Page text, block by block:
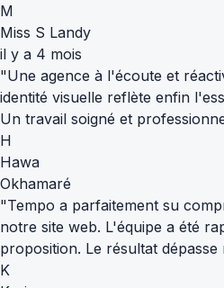
M
Miss S Landy
il y a 4 mois
"Une agence à l'écoute et
identité visuelle reflète enfin
Un travail soigné et
H
Hawa
Okhamaré
"Tempo a parfaitement su
notre site web. L'équipe a été
proposition. Le résultat dépasse
K